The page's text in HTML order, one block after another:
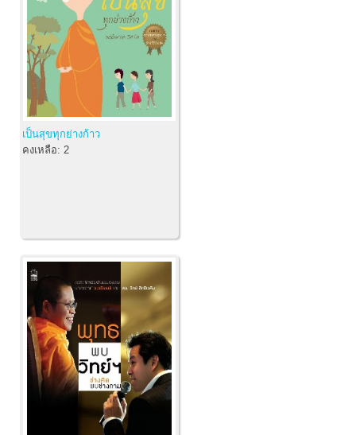
เป็นสุขทุกย่างก้าว
คงเหลือ: 2